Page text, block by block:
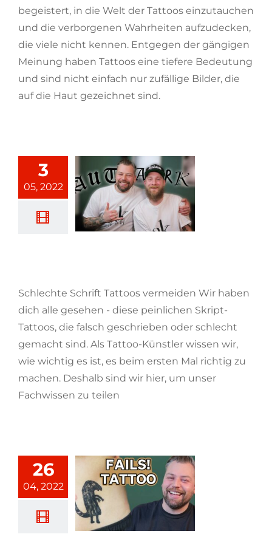
begeistert, in die Welt der Tattoos einzutauchen
und die verborgenen Wahrheiten aufzudecken,
die viele nicht kennen. Entgegen der gängigen
Meinung haben Tattoos eine tiefere Bedeutung
und sind nicht einfach nur zufällige Bilder, die
auf die Haut gezeichnet sind.
3
05, 2022
Schlechte Schrift Tattoos vermeiden Wir haben
dich alle gesehen - diese peinlichen Skript-
Tattoos, die falsch geschrieben oder schlecht
gemacht sind. Als Tattoo-Künstler wissen wir,
wie wichtig es ist, es beim ersten Mal richtig zu
machen. Deshalb sind wir hier, um unser
Fachwissen zu teilen
26
04, 2022